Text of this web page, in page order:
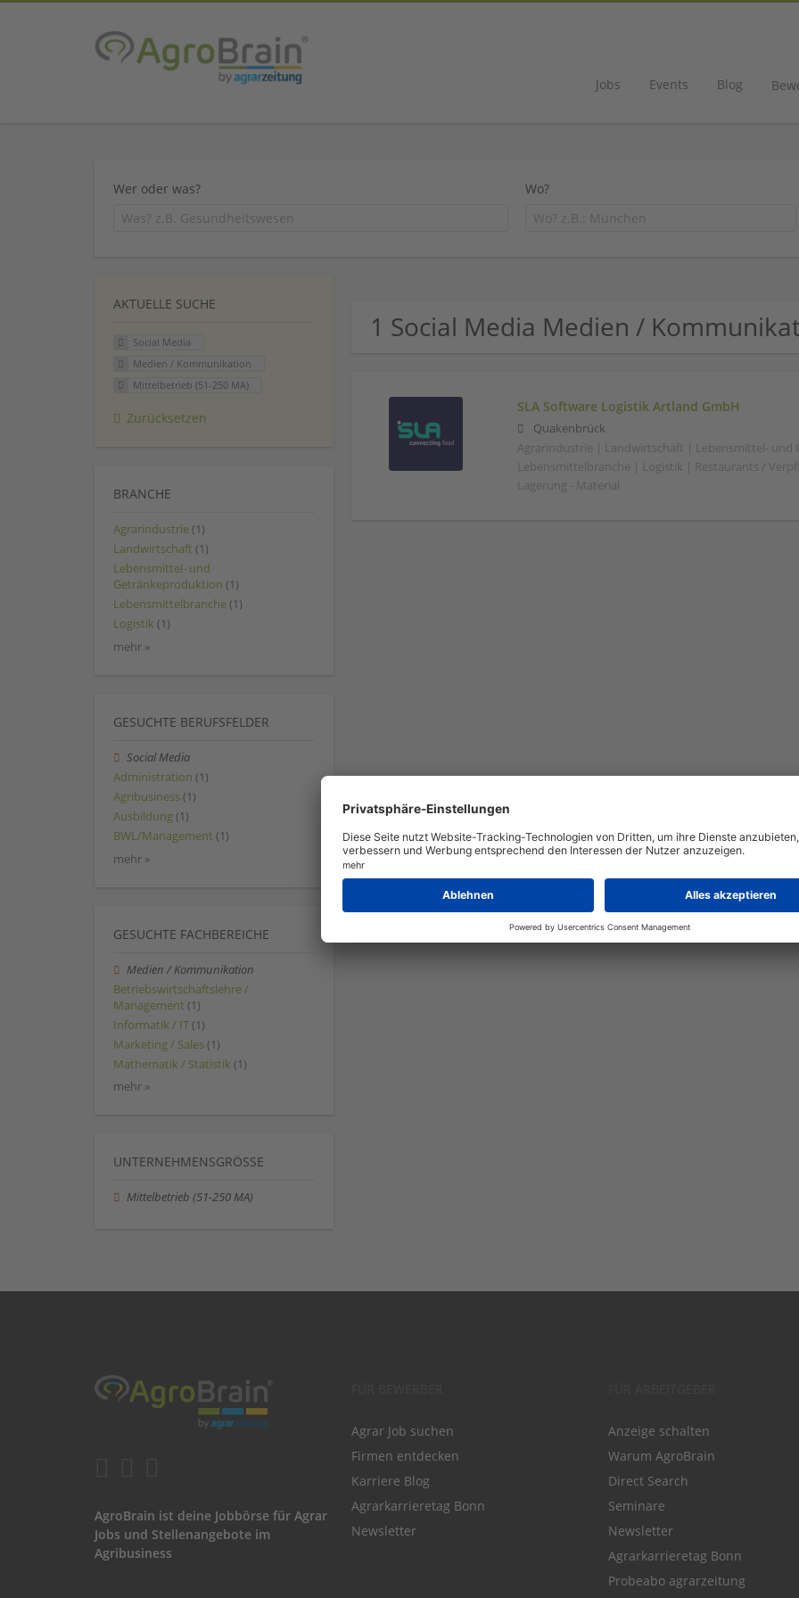
Jobs Events Blog
Wer oder was? Wo?
1 Social Media Medien /
SLA Software Logistik Artland GmbH
Quakenbrück
Agrarindustrie | Landwirtschaft | Lebensmittel- und
Lebensmittelbranche | Logistik | Restaurants /
Lagerung - Material
AKTUELLE SUCHE
Social Media
Medien / Kommunikation
Mittelbetrieb (51-250 MA)
Zurücksetzen
BRANCHE
Agrarindustrie (1)
Landwirtschaft (1)
Lebensmittel- und
Getränkeproduktion (1)
Lebensmittelbranche (1)
Logistik (1)
mehr »
GESUCHTE BERUFSFELDER
Social Media
Administration (1)
Agribusiness (1)
Ausbildung (1)
BWL/Management (1)
mehr »
GESUCHTE FACHBEREICHE
Medien / Kommunikation
Betriebswirtschaftslehre /
Management (1)
Informatik / IT (1)
Marketing / Sales (1)
Mathematik / Statistik (1)
mehr »
UNTERNEHMENSGRÖSSE
Mittelbetrieb (51-250 MA)
AgroBrain ist deine Jobbörse für Agrar
Jobs und Stellenangebote im
Agribusiness
Agrar Job suchen
Firmen entdecken
Karriere Blog
Agrarkarrieretag Bonn
Newsletter
Anzeige schalten
Warum AgroBrain
Direct Search
Seminare
Newsletter
Agrarkarrieretag Bonn
Probeabo agrarzeitung